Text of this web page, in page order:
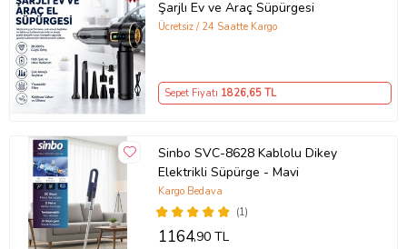
*Ekstra hafif, kullanırken yormaz
*Ergonomik, cana yakın, kompakt tasarım
*Küçük gövde dev performans
*Duvara monte edilebilme özelliği ile kapı arkası gibi yerlere
kolaylıkla yerleştirilebilir
*Küçük ve hafif gövdesi sayesinde en dar alanlara bile kolayca
sığabilir
Şarjlı Ev ve Araç Süpürgesi
Ücretsiz / 24 Saatte Kargo
Sepet Fiyatı 1826,65 TL
Sinbo SVC-8628 Kablolu Dikey
Elektrikli Süpürge - Mavi
(1)
Kargo Bedava
1164,90 TL